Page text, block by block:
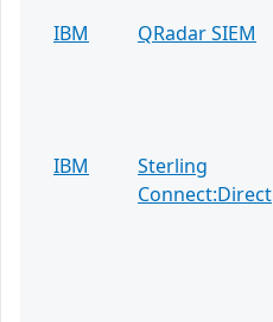
IBM
QRadar SIEM
IBM
Sterling
Connect:Direct